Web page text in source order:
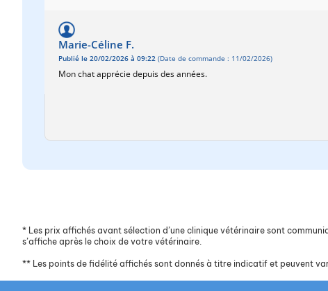
Marie-Céline F.
Publié le 20/02/2026 à 09:22 (Date de commande : 11/02/2026)
Mon chat apprécie depuis des années.
* Les prix affichés avant sélection d’une clinique vétérinaire sont
s’affiche après le choix de votre vétérinaire.
** Les points de fidélité affichés sont donnés à titre indicatif et peuvent